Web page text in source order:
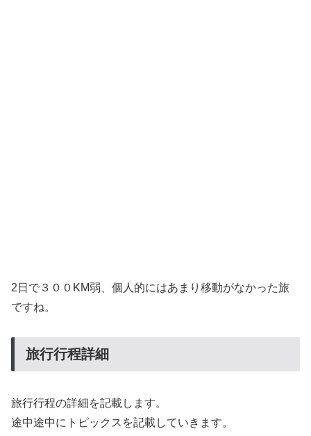
2日で３００KM弱、個人的にはあまり移動がなかった旅
ですね。
旅行行程詳細
旅行行程の詳細を記載します。
途中途中にトピックスを記載していきます。